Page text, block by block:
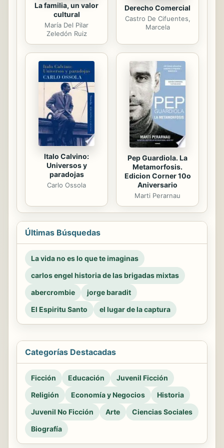
La familia, un valor
cultural
María Del Pilar
Zeledón Ruiz
Derecho Comercial
Castro De Cifuentes,
Marcela
Italo Calvino:
Universos y
paradojas
Carlo Ossola
Pep Guardiola. La
Metamorfosis.
Edicion Corner 10o
Aniversario
Marti Perarnau
Últimas Búsquedas
La vida no es lo que te imaginas
carlos engel historia de las brigadas mixtas
abercrombie
jorge baradit
El Espiritu Santo
el lugar de la captura
Categorías Destacadas
Ficción Educación
Juvenil Ficción
Religión
Economía y Negocios
Historia
Juvenil No Ficción
Arte
Ciencias Sociales
Biografía